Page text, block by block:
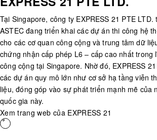
Tại Singapore, công ty EXPRESS 21 PTE LTD.
ASTEC đang triển khai các dự án thi công hệ
cho các cơ quan công cộng và trung tâm dữ
chứng nhận cấp phép L6 – cấp cao nhất trong
công cộng tại Singapore. Nhờ đó, EXPRESS
các dự án quy mô lớn như cơ sở hạ tầng viễn
liệu, đóng góp vào sự phát triển mạnh mẽ của
quốc gia này.
Xem trang web của EXPRESS 21